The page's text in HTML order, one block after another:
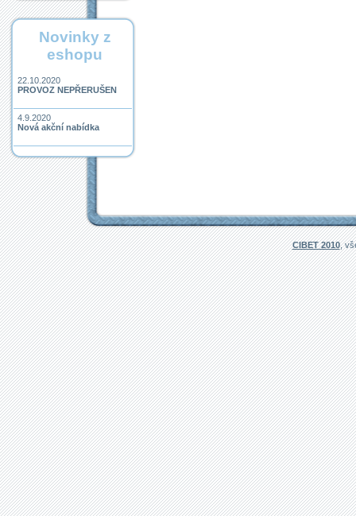
Novinky z
eshopu
22.10.2020
PROVOZ NEPŘERUŠEN
4.9.2020
Nová akční nabídka
CIBET 2010,